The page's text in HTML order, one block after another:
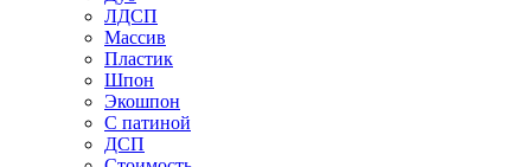
ЛДСП
Массив
Пластик
Шпон
Экошпон
С патиной
ДСП